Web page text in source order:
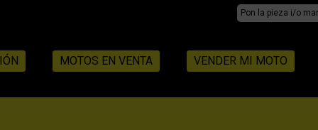
Search:
MOTOS EN VENTA VENDER MI MOTO